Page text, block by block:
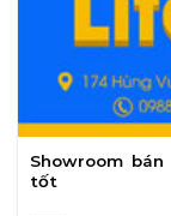
Showroom
tốt